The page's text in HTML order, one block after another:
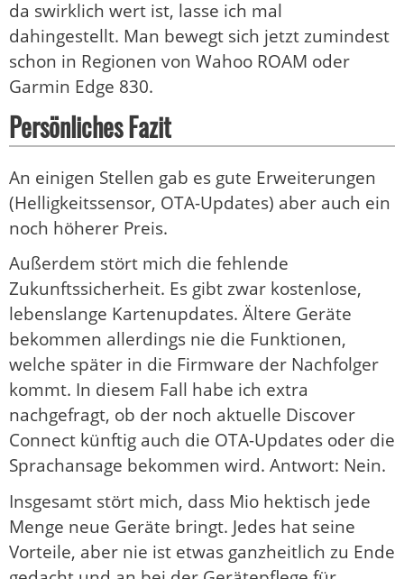
da swirklich wert ist, lasse ich mal
dahingestellt. Man bewegt sich jetzt zumindest
schon in Regionen von Wahoo ROAM oder
Garmin Edge 830.
Persönliches Fazit
An einigen Stellen gab es gute Erweiterungen
(Helligkeitssensor, OTA-Updates) aber auch ein
noch höherer Preis.
Außerdem stört mich die fehlende
Zukunftssicherheit. Es gibt zwar kostenlose,
lebenslange Kartenupdates. Ältere Geräte
bekommen allerdings nie die Funktionen,
welche später in die Firmware der Nachfolger
kommt. In diesem Fall habe ich extra
nachgefragt, ob der noch aktuelle Discover
Connect künftig auch die OTA-Updates oder die
Sprachansage bekommen wird. Antwort: Nein.
Insgesamt stört mich, dass Mio hektisch jede
Menge neue Geräte bringt. Jedes hat seine
Vorteile, aber nie ist etwas ganzheitlich zu Ende